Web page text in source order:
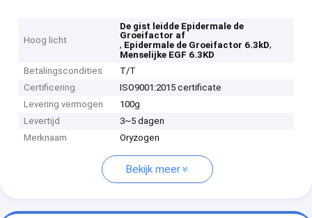
Hoog licht
De gist leidde Epidermale de
Groeifactor af
, Epidermale de Groeifactor 6.3kD,
Menselijke EGF 6.3KD
Betalingscondities
T/T
Certificering
ISO9001:2015 certificate
Levering vermogen
100g
Levertijd
3~5 dagen
Merknaam
Oryzogen
Bekijk meer